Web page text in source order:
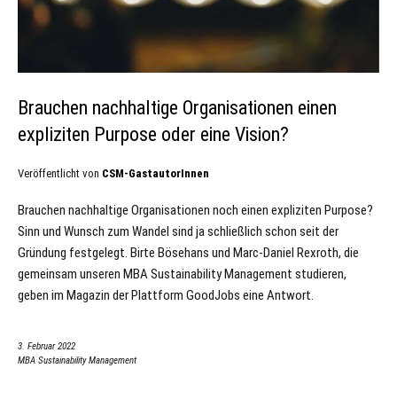
Brauchen nachhaltige Organisationen einen
expliziten Purpose oder eine Vision?
Veröffentlicht von CSM-GastautorInnen
Brauchen nachhaltige Organisationen noch einen expliziten Purpose?
Sinn und Wunsch zum Wandel sind ja schließlich schon seit der
Gründung festgelegt. Birte Bösehans und Marc-Daniel Rexroth, die
gemeinsam unseren MBA Sustainability Management studieren,
geben im Magazin der Plattform GoodJobs eine Antwort.
3. Februar 2022
MBA Sustainability Management